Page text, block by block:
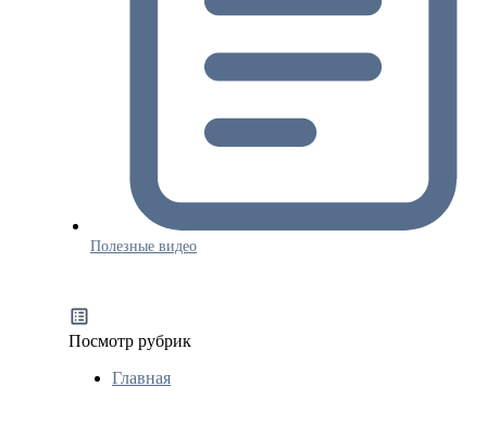
Полезные видео
Посмотр рубрик
Главная